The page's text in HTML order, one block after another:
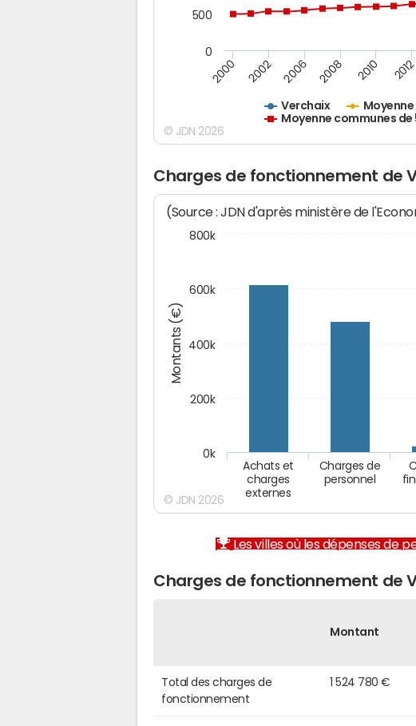
Verchaix
Moyenne communes
2000 2002 2006 2008 2010 2012
0
500
© JDN 2026
Charges de fonctionnement de
Montants (€)
(Source : JDN d'après ministère de
Achats et
charges
externes
Charges de
personnel
0k
200k
400k
600k
800k
© JDN 2026
Les villes où les dépenses de
Charges de fonctionnement de
Montant
Total des charges de
fonctionnement
1 524 780 €